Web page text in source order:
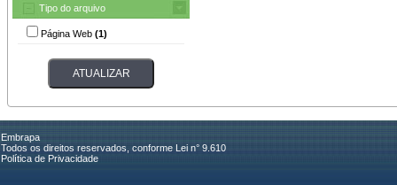
Tipo do arquivo
Página Web (1)
Embrapa
Todos os direitos reservados, conforme Lei n° 9.610
Política de Privacidade